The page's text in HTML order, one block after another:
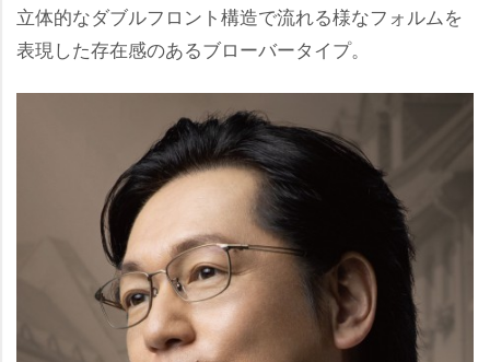
立体的なダブルフロント構造で流れる様なフォルムを
表現した存在感のあるブローバータイプ。